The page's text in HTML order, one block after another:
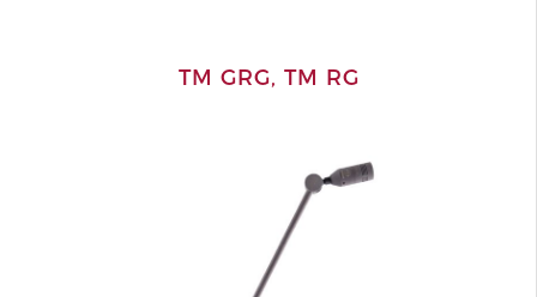
TM GRG, TM RG